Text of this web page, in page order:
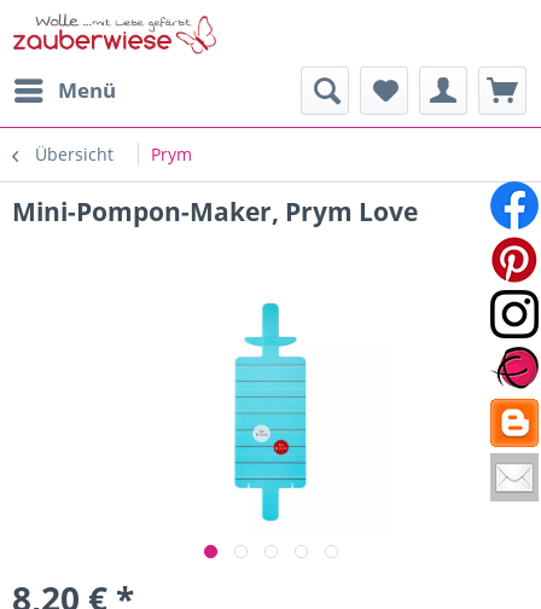
Menü
Übersicht Prym
Mini-Pompon-Maker, Prym Love
8,20 € *